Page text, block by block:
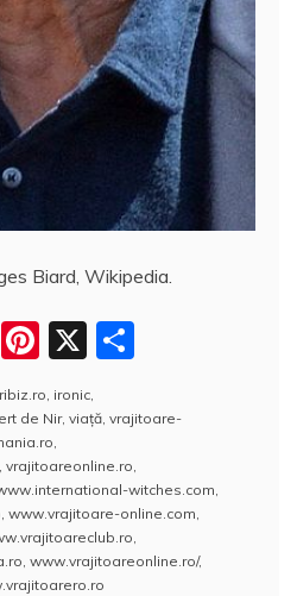
Biard, Wikipedia.
W Pi
nt
er
e
st
X
rt
e
a
z
, ironic,
de Nir, viaţă, vrajitoare-
,
, vrajitoareonline.ro,
witches.com,
, www.vrajitoare-online.com,
,
, www.vrajitoareonline.ro/,